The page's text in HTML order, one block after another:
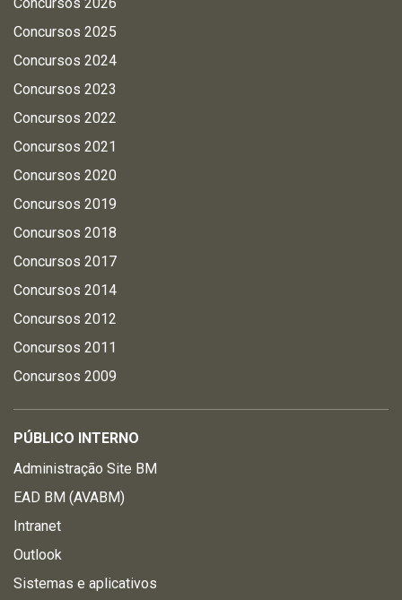
Concursos 2025
Concursos 2024
Concursos 2023
Concursos 2022
Concursos 2021
Concursos 2020
Concursos 2019
Concursos 2018
Concursos 2017
Concursos 2014
Concursos 2012
Concursos 2011
Concursos 2009
PÚBLICO INTERNO
Administração Site BM
EAD BM (AVABM)
Intranet
Outlook
Sistemas e aplicativos